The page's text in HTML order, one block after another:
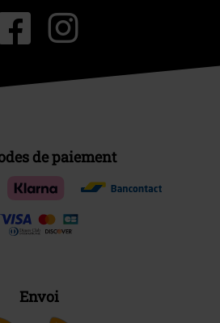
de paiement
Envoi